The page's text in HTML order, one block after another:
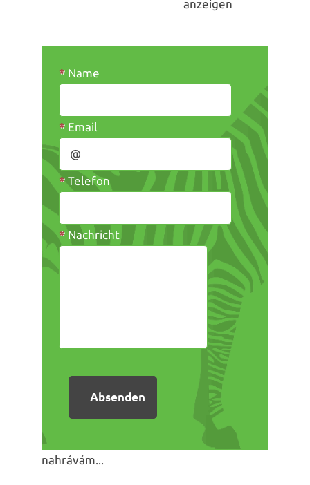
anzeigen
* Name
* Email
*Telefon
* Nachricht
nahrávám...